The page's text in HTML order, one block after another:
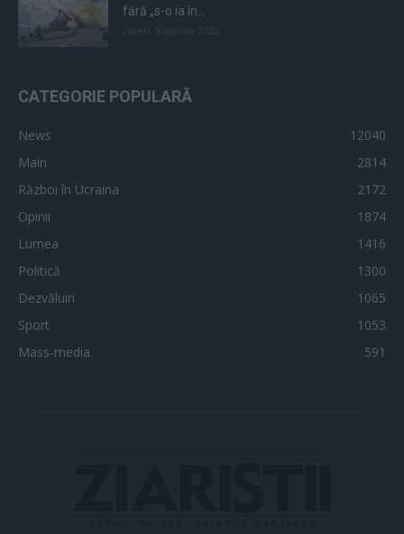
fără „s-o ia în...
CATEGORIE POPULARĂ
News
12040
Main
2814
Război în Ucraina
2172
Opinii
1874
Lumea
1416
Politică
1300
Dezvăluiri
1065
Sport
1053
Mass-media
591